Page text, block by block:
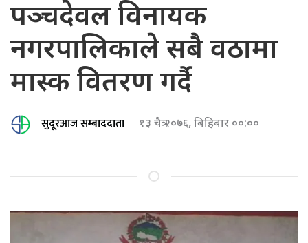
पञ्चदेवल विनायक
नगरपालिकाले सबै वठामा
मास्क वितरण गर्दै
सुदूरआज सम्बाददाता १३ चैत्र २०७६, बिहिबार ००:००